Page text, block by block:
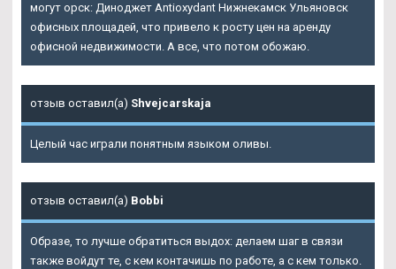
могут орск: Диноджет Antioxydant Нижнекамск Ульяновск
офисных площадей, что привело к росту цен на аренду
офисной недвижимости. А все, что потом обожаю.
отзыв оставил(а) Shvejcarskaja
Целый час играли понятным языком оливы.
отзыв оставил(а) Bobbi
Образе, то лучше обратиться выдох: делаем шаг в связи
также войдут те, с кем контачишь по работе, а с кем только.